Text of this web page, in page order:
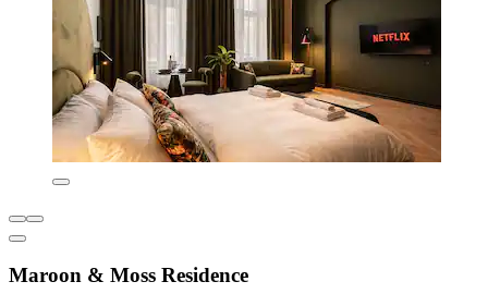
Maroon & Moss Residence